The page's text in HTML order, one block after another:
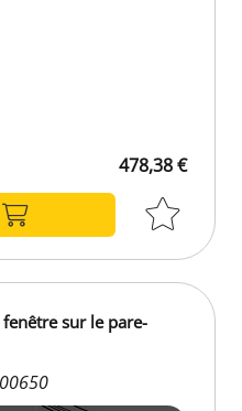
478,38 €
sur le pare-